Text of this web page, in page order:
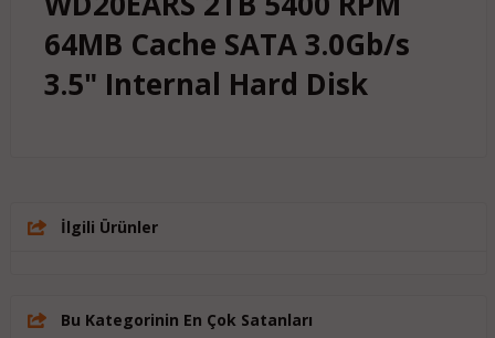
64MB Cache SATA 3.0Gb/s
3.5" Internal Hard Disk
İlgili Ürünler
Bu Kategorinin En Çok Satanları